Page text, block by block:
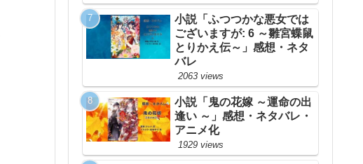
小説「ふつつかな悪女では
ございますが: 6 ～雛宮蝶鼠
とりかえ伝～」感想・ネタ
バレ
2063 views
小説「鬼の花嫁 ～運命の出
逢い ～」感想・ネタバレ・
アニメ化
1929 views